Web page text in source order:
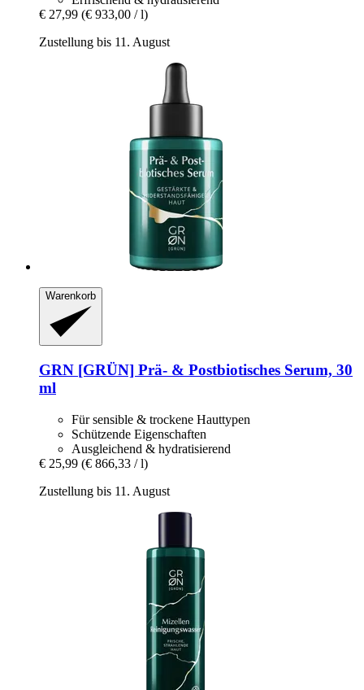
€ 27,99 (€ 933,00 / l)
Zustellung bis 11. August
Warenkorb
GRN [GRÜN] Prä-​ & Postbiotisches Serum, 30
ml
Für sensible & trockene Hauttypen
Schützende Eigenschaften
Ausgleichend & hydratisierend
€ 25,99 (€ 866,33 / l)
Zustellung bis 11. August